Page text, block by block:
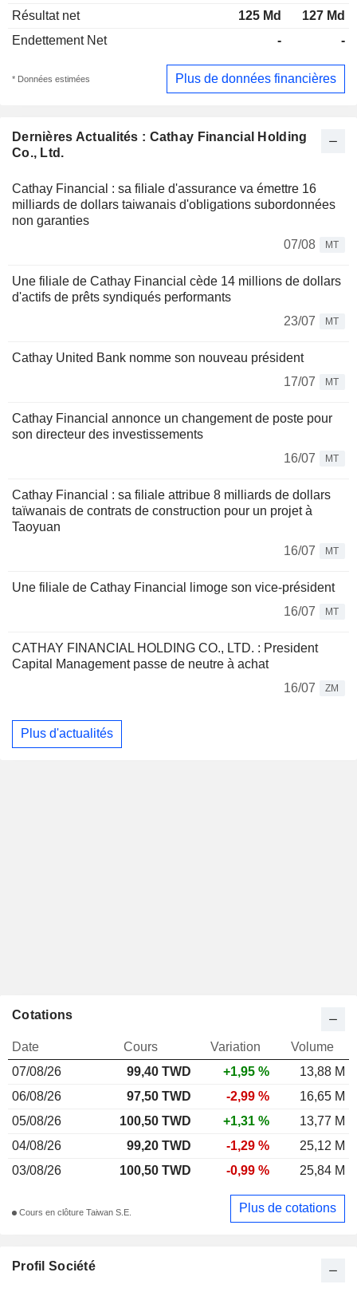
Dernières Actualités : Cathay Financial Holding
Co., Ltd.
Cathay Financial : sa filiale d'assurance va émettre 16
milliards de dollars taiwanais d'obligations subordonnées
non garanties
07/08
MT
Une filiale de Cathay Financial cède 14 millions de dollars
d'actifs de prêts syndiqués performants
23/07
MT
Cathay United Bank nomme son nouveau président
17/07
MT
Cathay Financial annonce un changement de poste pour
son directeur des investissements
16/07
MT
Cathay Financial : sa filiale attribue 8 milliards de dollars
taïwanais de contrats de construction pour un projet à
Taoyuan
16/07
MT
Une filiale de Cathay Financial limoge son vice-président
16/07
MT
CATHAY FINANCIAL HOLDING CO., LTD. : President
Capital Management passe de neutre à achat
16/07
ZM
Plus d'actualités
Résultat net
125 Md
127 Md
Endettement Net
- -
* Données estimées Plus de données financières
Profil Société
Cotations
Date Cours Variation
Volume
07/08/26
99,40 TWD +1,95 %
13,88 M
06/08/26
97,50 TWD -2,99 %
16,65 M
05/08/26
100,50 TWD +1,31 %
13,77 M
04/08/26
99,20 TWD -1,29 %
25,12 M
03/08/26
100,50 TWD -0,99 % 25,84 M
Cours en clôture Taiwan S.E. Plus de cotations